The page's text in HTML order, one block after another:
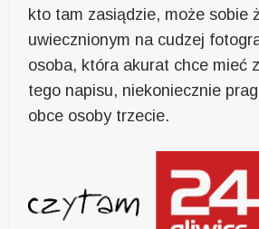
kto tam zasiądzie, może sobie
uwiecznionym na cudzej
osoba, która akurat chce mieć
tego napisu, niekoniecznie
obce osoby trzecie.